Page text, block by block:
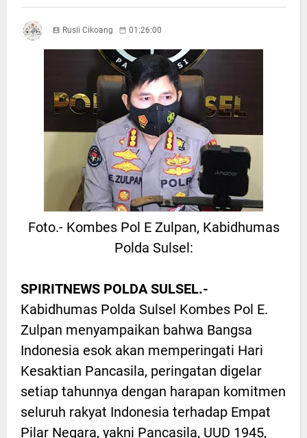
Rusli Cikoang 01:26:00
Foto.- Kombes Pol E Zulpan, Kabidhumas
Polda Sulsel:
SPIRITNEWS POLDA SULSEL.-
Kabidhumas Polda Sulsel Kombes Pol E.
Zulpan menyampaikan bahwa Bangsa
Indonesia esok akan memperingati Hari
Kesaktian Pancasila, peringatan digelar
setiap tahunnya dengan harapan komitmen
seluruh rakyat Indonesia terhadap Empat
Pilar Negara, yakni Pancasila, UUD 1945,